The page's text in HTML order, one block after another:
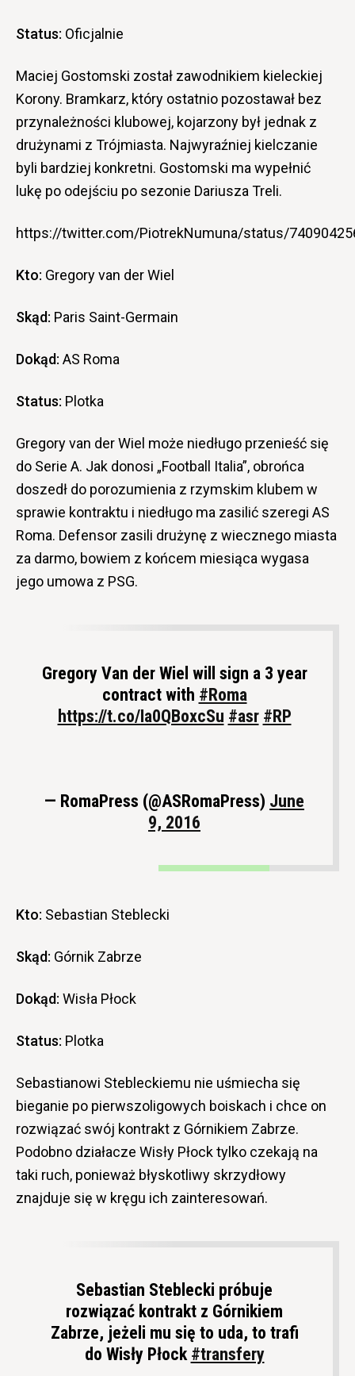
Status: Oficjalnie
Maciej Gostomski został zawodnikiem kieleckiej
Korony. Bramkarz, który ostatnio pozostawał bez
przynależności klubowej, kojarzony był jednak z
drużynami z Trójmiasta. Najwyraźniej kielczanie
byli bardziej konkretni. Gostomski ma wypełnić
lukę po odejściu po sezonie Dariusza Treli.
https://twitter.com/PiotrekNumuna/status/
Kto: Gregory van der Wiel
Skąd: Paris Saint-Germain
Dokąd: AS Roma
Status: Plotka
Gregory van der Wiel może niedługo przenieść się
do Serie A. Jak donosi „Football Italia”, obrońca
doszedł do porozumienia z rzymskim klubem w
sprawie kontraktu i niedługo ma zasilić szeregi AS
Roma. Defensor zasili drużynę z wiecznego miasta
za darmo, bowiem z końcem miesiąca wygasa
jego umowa z PSG.
Gregory Van der Wiel will sign a 3 year
contract with #Roma
https://t.co/Ia0QBoxcSu #asr #RP
— RomaPress (@ASRomaPress) June
9, 2016
Kto: Sebastian Steblecki
Skąd: Górnik Zabrze
Dokąd: Wisła Płock
Status: Plotka
Sebastianowi Stebleckiemu nie uśmiecha się
bieganie po pierwszoligowych boiskach i chce on
rozwiązać swój kontrakt z Górnikiem Zabrze.
Podobno działacze Wisły Płock tylko czekają na
taki ruch, ponieważ błyskotliwy skrzydłowy
znajduje się w kręgu ich zainteresowań.
Sebastian Steblecki próbuje
rozwiązać kontrakt z Górnikiem
Zabrze, jeżeli mu się to uda, to trafi
do Wisły Płock #transfery